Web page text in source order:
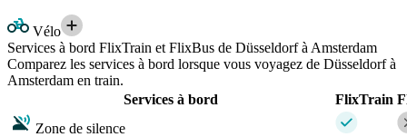
Vélo
Services à bord FlixTrain et FlixBus de Düsseldorf à Amsterdam
Comparez les services à bord lorsque vous voyagez de Düsseldorf à
Amsterdam en train.
Services à bord
FlixTrain
Zone de silence